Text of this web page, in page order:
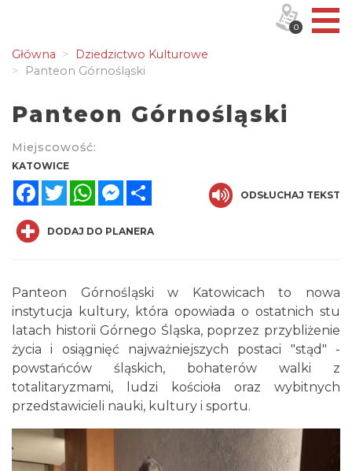
Główna
Dziedzictwo Kulturowe
Panteon Górnośląski
Panteon Górnośląski
Miejscowość:
KATOWICE
FacebookTwitterWhatsAppMessenger
ODSŁUCHAJ TEKST
DODAJ DO PLANERA
Panteon Górnośląski w Katowicach to nowa
instytucja kultury, która opowiada o ostatnich stu
latach historii Górnego Śląska, poprzez przybliżenie
życia i osiągnięć najważniejszych postaci "stąd" -
powstańców śląskich, bohaterów walki z
totalitaryzmami, ludzi kościoła oraz wybitnych
przedstawicieli nauki, kultury i sportu.
0